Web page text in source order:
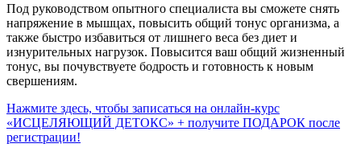
Под руководством опытного специалиста вы сможете снять
напряжение в мышцах, повысить общий тонус организма, а
также быстро избавиться от лишнего веса без диет и
изнурительных нагрузок. Повысится ваш общий жизненный
тонус, вы почувствуете бодрость и готовность к новым
свершениям.
Нажмите здесь, чтобы записаться на онлайн-курс
«ИСЦЕЛЯЮЩИЙ ДЕТОКС» + получите ПОДАРОК после
регистрации!